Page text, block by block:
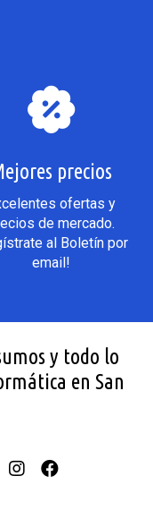
precios
ofertas y
de mercado.
al Boletín por
email!
y todo lo
en San